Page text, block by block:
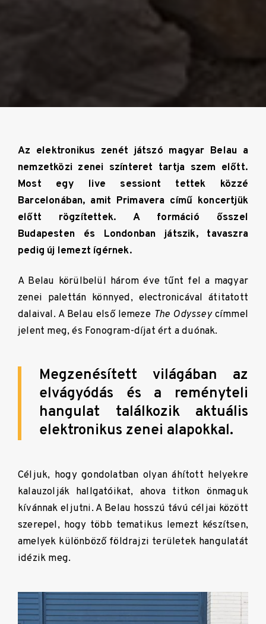
Az elektronikus zenét játszó magyar Belau a
nemzetközi zenei színteret tartja szem előtt.
Most egy live sessiont tettek közzé
Barcelonában, amit Primavera című koncertjük
előtt rögzítettek. A formáció ősszel
Budapesten és Londonban játszik, tavaszra
pedig új lemezt ígérnek.
A Belau körülbelül három éve tűnt fel a magyar
zenei palettán könnyed, electronicával átitatott
dalaival. A Belau első lemeze The Odysseycímmel
jelent meg, és Fonogram-díjat ért a duónak.
Megzenésített világában az
elvágyódás és a reményteli
hangulat találkozik aktuális
elektronikus zenei alapokkal.
Céljuk, hogy gondolatban olyan áhított helyekre
kalauzolják hallgatóikat, ahova titkon önmaguk
kívánnak eljutni. A Belau hosszú távú céljai között
szerepel, hogy több tematikus lemezt készítsen,
amelyek különböző földrajzi területek hangulatát
idézik meg.